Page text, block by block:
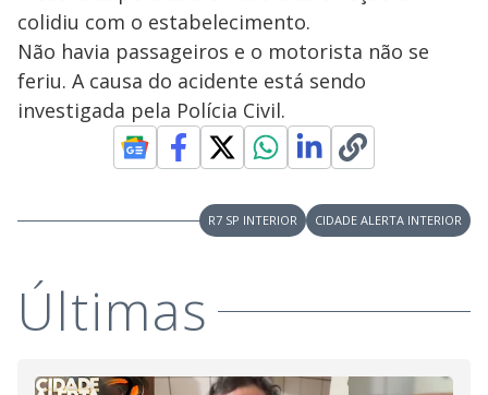
colidiu com o estabelecimento.
Não havia passageiros e o motorista não se
feriu. A causa do acidente está sendo
investigada pela Polícia Civil.
R7 SP INTERIOR CIDADE ALERTA INTERIOR
Últimas